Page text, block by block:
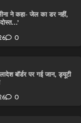
ने कहा- जेल का डर नहीं,
0
बॉर्डर पर गई जान, ड्यूटी
0